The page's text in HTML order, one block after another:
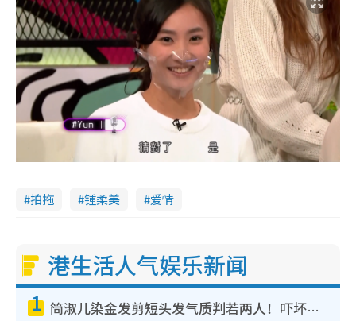
拍拖 锺柔美 爱情
港生活人气娱乐新闻
1 简淑儿染金发剪短头发气质判若两人！吓坏老公麦大力都认不出：“你做什么？”